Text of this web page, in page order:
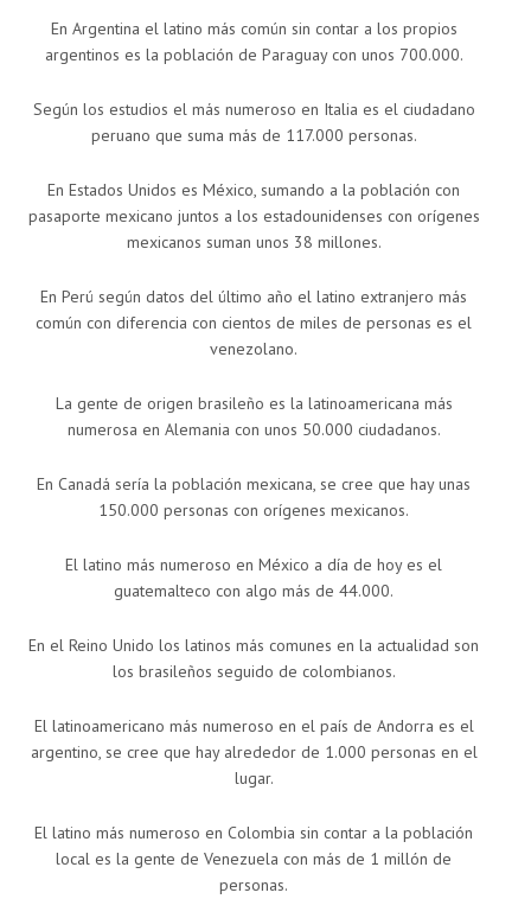
En Argentina el latino más común sin contar a los propios
argentinos es la población de Paraguay con unos 700.000.
Según los estudios el más numeroso en Italia es el ciudadano
peruano que suma más de 117.000 personas.
En Estados Unidos es México, sumando a la población con
pasaporte mexicano juntos a los estadounidenses con orígenes
mexicanos suman unos 38 millones.
En Perú según datos del último año el latino extranjero más
común con diferencia con cientos de miles de personas es el
venezolano.
La gente de origen brasileño es la latinoamericana más
numerosa en Alemania con unos 50.000 ciudadanos.
En Canadá sería la población mexicana, se cree que hay unas
150.000 personas con orígenes mexicanos.
El latino más numeroso en México a día de hoy es el
guatemalteco con algo más de 44.000.
En el Reino Unido los latinos más comunes en la actualidad son
los brasileños seguido de colombianos.
El latinoamericano más numeroso en el país de Andorra es el
argentino, se cree que hay alrededor de 1.000 personas en el
lugar.
El latino más numeroso en Colombia sin contar a la población
local es la gente de Venezuela con más de 1 millón de
personas.